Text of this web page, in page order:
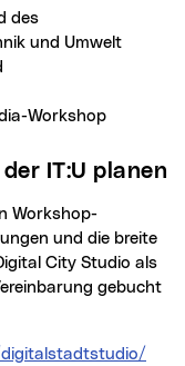
des
und Umwelt
Workshop
IT:U planen
und die breite
City Studio als
gebucht